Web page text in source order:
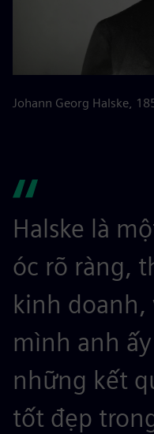
Johann Georg Halske,
Halske là
óc rõ ràng,
kinh
mình anh
những kết
tốt đẹp